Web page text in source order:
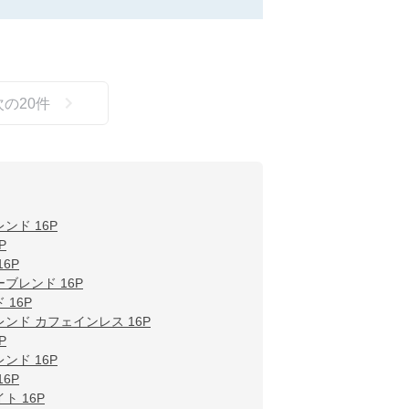
の20件
ンド 16P
ブレンド 16P
16P
ンド カフェインレス 16P
ンド 16P
ト 16P